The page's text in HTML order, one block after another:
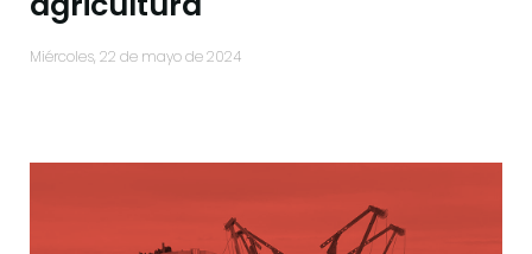
miércoles, 22 de mayo de 2024